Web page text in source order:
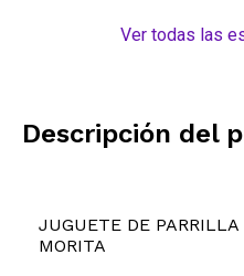
Ver todas las
Descripción del
JUGUETE DE
MORITA